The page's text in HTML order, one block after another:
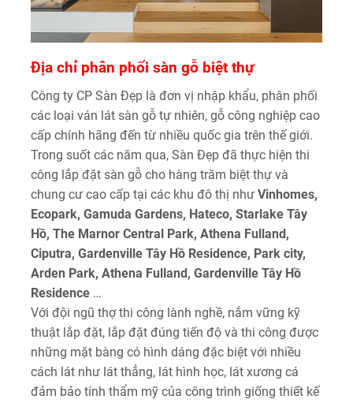
Địa chỉ phân phối sàn gỗ biệt thự
Công ty CP Sàn Đẹp là đơn vị nhập khẩu, phân phối
các loại ván lát sàn gỗ tự nhiên, gỗ công nghiệp cao
cấp chính hãng đến từ nhiều quốc gia trên thế giới.
Trong suốt các năm qua, Sàn Đẹp đã thực hiện thi
công lắp đặt sàn gỗ cho hàng trăm biệt thự và
chung cư cao cấp tại các khu đô thị như Vinhomes,
Ecopark, Gamuda Gardens, Hateco, Starlake Tây
Hồ, The Marnor Central Park, Athena Fulland,
Ciputra, Gardenville Tây Hồ Residence, Park city,
Arden Park, Athena Fulland, Gardenville Tây Hồ
Residence …
Với đội ngũ thợ thi công lành nghề, nắm vững kỹ
thuật lắp đặt, lắp đặt đúng tiến độ và thi công được
những mặt bàng có hình dáng đặc biệt với nhiều
cách lát như lát thẳng, lát hình học, lát xương cá
đảm bảo tính thẩm mỹ của công trình giống thiết kế